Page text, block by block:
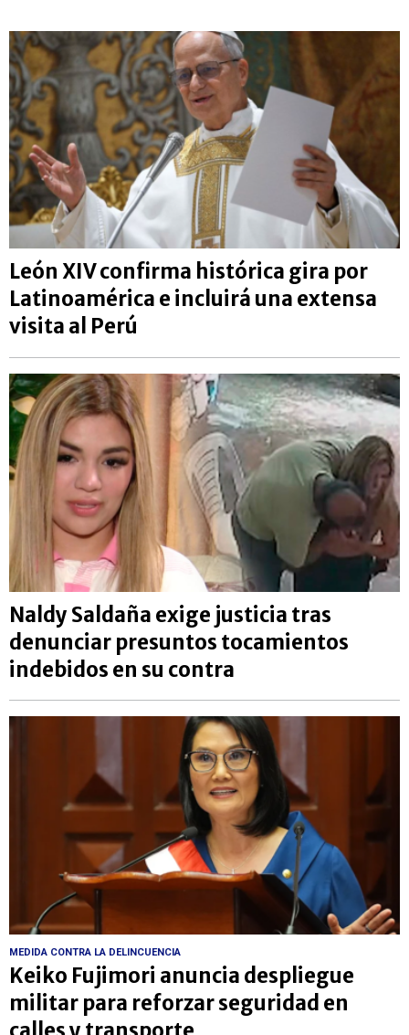
León XIV confirma histórica gira por
Latinoamérica e incluirá una extensa
visita al Perú
Naldy Saldaña exige justicia tras
denunciar presuntos tocamientos
indebidos en su contra
MEDIDA CONTRA LA DELINCUENCIA
Keiko Fujimori anuncia despliegue
militar para reforzar seguridad en